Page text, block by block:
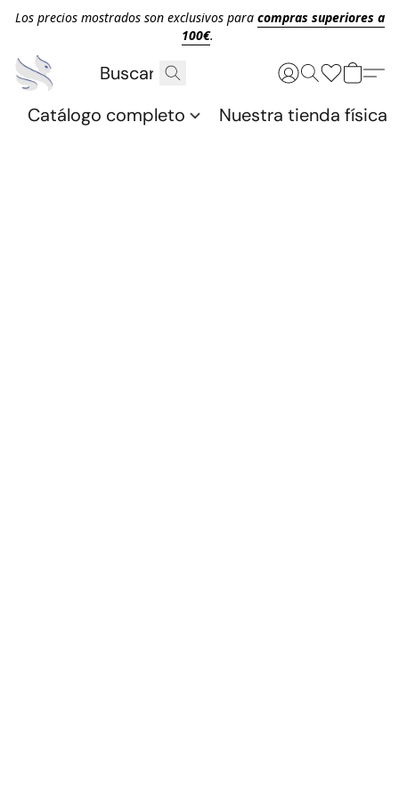
Los precios mostrados son exclusivos para compras superiores a
100€.
Catálogo completo Nuestra tienda física